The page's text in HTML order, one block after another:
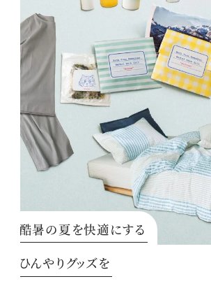
酷暑の夏を快適にする
ひんやりグッズを